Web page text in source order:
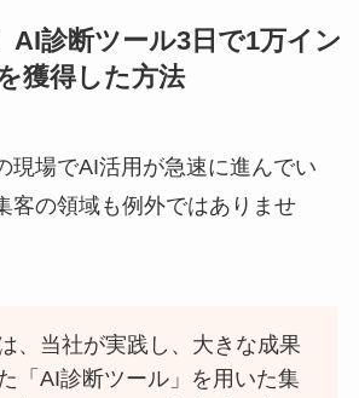
AI診断ツール3日で1万イン
獲得した方法
現場でAI活用が急速に進んでい
客の領域も例外ではありませ
、当社が実践し、大きな成果
「AI診断ツール」を用いた集